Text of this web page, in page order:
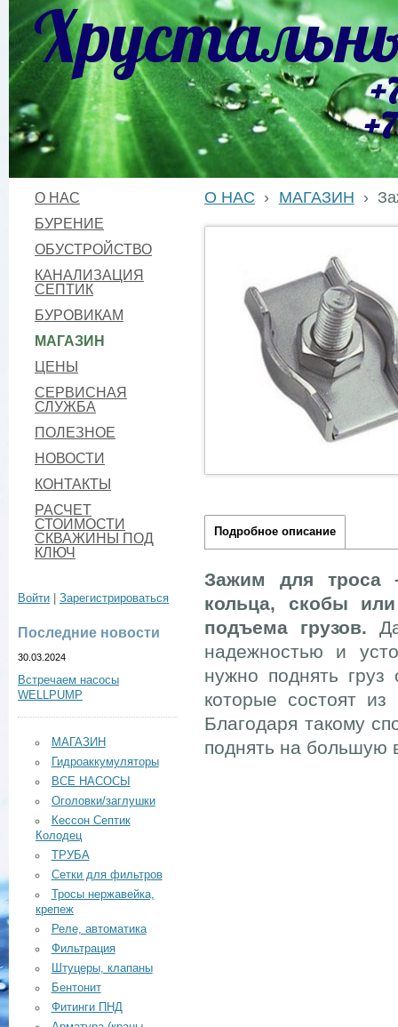
О НАС
БУРЕНИЕ
ОБУСТРОЙСТВО
КАНАЛИЗАЦИЯ
СЕПТИК
БУРОВИКАМ
МАГАЗИН
ЦЕНЫ
СЕРВИСНАЯ
СЛУЖБА
ПОЛЕЗНОЕ
НОВОСТИ
КОНТАКТЫ
РАСЧЕТ
СТОИМОСТИ
СКВАЖИНЫ ПОД
КЛЮЧ
Войти Зарегистрироваться
Последние новости
30.03.2024
Встречаем насосы
WELLPUMP
МАГАЗИН
Гидроаккумуляторы
ВСЕ НАСОСЫ
Оголовки/заглушки
Кессон Септик
Колодец
ТРУБА
Сетки для фильтров
Тросы нержавейка,
крепеж
Реле, автоматика
Фильтрация
Штуцеры, клапаны
Бентонит
Фитинги ПНД
О НАС › МАГАЗИН ›
Подробное описание
Зажим для троса
кольца, скобы
подъема грузов.
надежностью и
нужно поднять
которые состоят
Благодаря такому
поднять на большую